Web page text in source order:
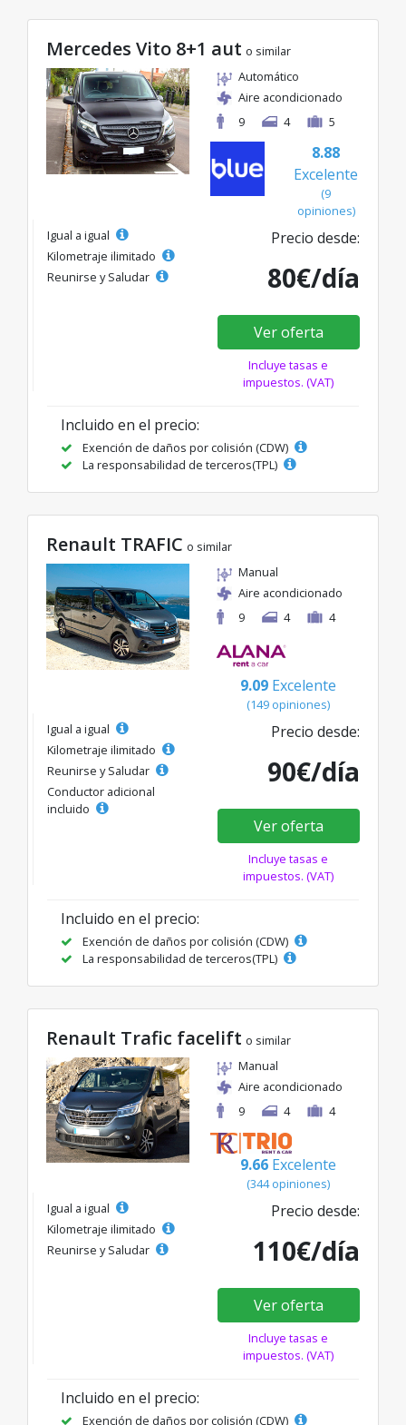
Mercedes Vito 8+1 aut o similar
Automático
Aire acondicionado
9
4 5
8.88
Excelente
(9
opiniones)
Igual a igual
Kilometraje ilimitado
Reunirse y Saludar
Precio desde:
80€/día
Ver oferta
Incluye tasas e
impuestos. (VAT)
Incluido en el precio:
Exención de daños por colisión (CDW)
La responsabilidad de terceros(TPL)
Renault TRAFIC o similar
Manual
Aire acondicionado
9
4 4
9.09 Excelente
(149 opiniones)
Igual a igual
Kilometraje ilimitado
Reunirse y Saludar
Conductor adicional
incluido
Precio desde:
90€/día
Ver oferta
Incluye tasas e
impuestos. (VAT)
Incluido en el precio:
Exención de daños por colisión (CDW)
La responsabilidad de terceros(TPL)
Renault Trafic facelift o similar
Manual
Aire acondicionado
9
4 4
9.66 Excelente
(344 opiniones)
Igual a igual
Kilometraje ilimitado
Reunirse y Saludar
Precio desde:
110€/día
Ver oferta
Incluye tasas e
impuestos. (VAT)
Incluido en el precio:
Exención de daños por colisión (CDW)